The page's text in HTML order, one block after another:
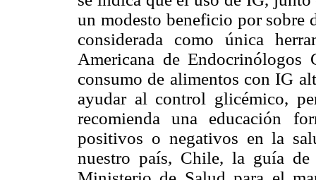
un modesto beneficio por sobre
considerada como única
Americana de
consumo de alimentos con IG
ayudar al control glicémico,
recomienda una educación
positivos o negativos en la
nuestro país, Chile, la guía